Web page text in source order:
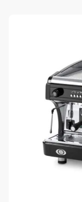
Aparate
si snack
Automate